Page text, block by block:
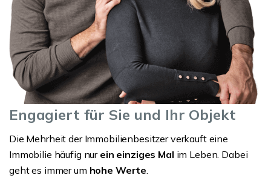
Engagiert für Sie und Ihr Objekt
Die Mehrheit der Immobilienbesitzer verkauft eine
Immobilie häufig nur ein einziges Mal im Leben. Dabei
geht es immer um hohe Werte.